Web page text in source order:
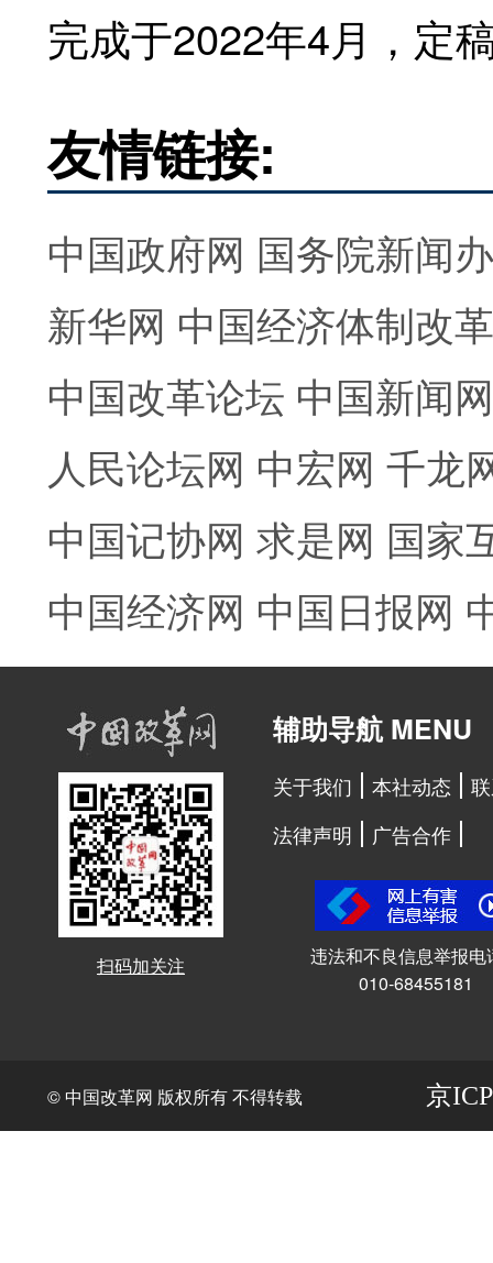
完成于2022年4月，定
友情链接:
中国政府网 国务院新闻
新华网 中国经济体制改
中国改革论坛 中国新闻网
人民论坛网 中宏网 千龙
中国记协网 求是网 国家
中国经济网 中国日报网
扫码加关注
辅助导航 MENU
关于我们 本社动态
法律声明
广告合作
违法和不良信息举报电
010-68455181
© 中国改革网 版权所有 不得转载 京